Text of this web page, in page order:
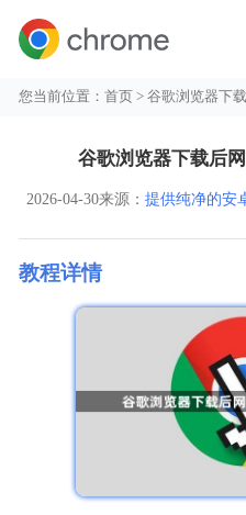
您当前位置：首页 > 谷歌浏览器下
谷歌浏览器下载后
2026-04-30来源： 提供纯净的安
教程详情